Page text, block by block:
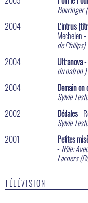
Bohringer
2004
L’intrus
Mechelen -
de Philips)
2004
Ultranova-
du patron )
2004
Demain on
Sylvie
2002
Dédales-
Sylvie
2001
Petites
- Rôle:
Lanners
TÉLÉVISION